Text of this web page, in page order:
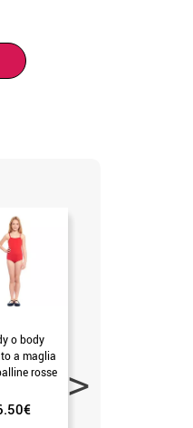
o body
a maglia
rosse